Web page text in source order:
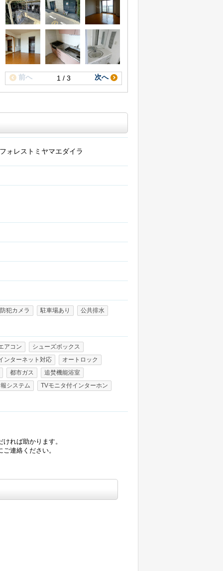
1 / 3
前へ 次へ
ォレストミヤマエダイラ
防犯カメラ 駐車場あり 公共排水
アコン
シューズボックス
ンターネット対応
オートロック
都市ガス
追焚機能浴室
システム
TVモニタ付インターホン
れば助かります。
連絡ください。